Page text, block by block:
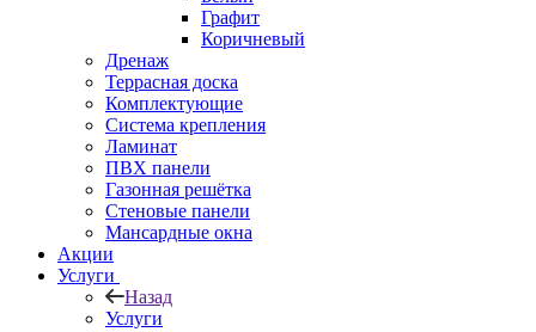
Графит
Коричневый
Дренаж
Террасная доска
Комплектующие
Система крепления
Ламинат
ПВХ панели
Газонная решётка
Стеновые панели
Мансардные окна
Акции
Услуги
Назад
Услуги